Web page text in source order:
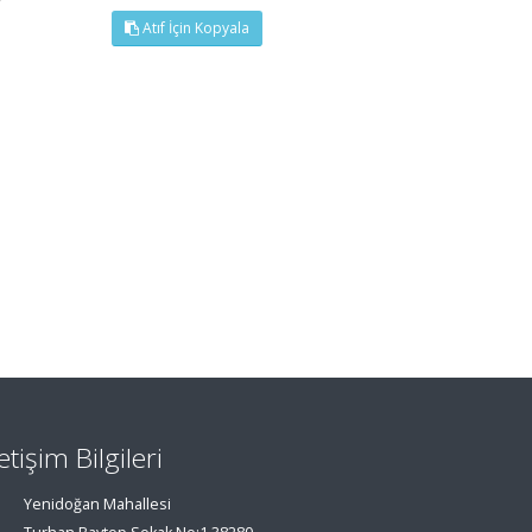
Atıf İçin Kopyala
Bilgileri
Yenidoğan Mahallesi